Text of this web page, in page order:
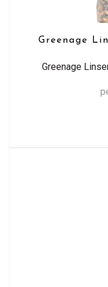
Greenage
Greenage